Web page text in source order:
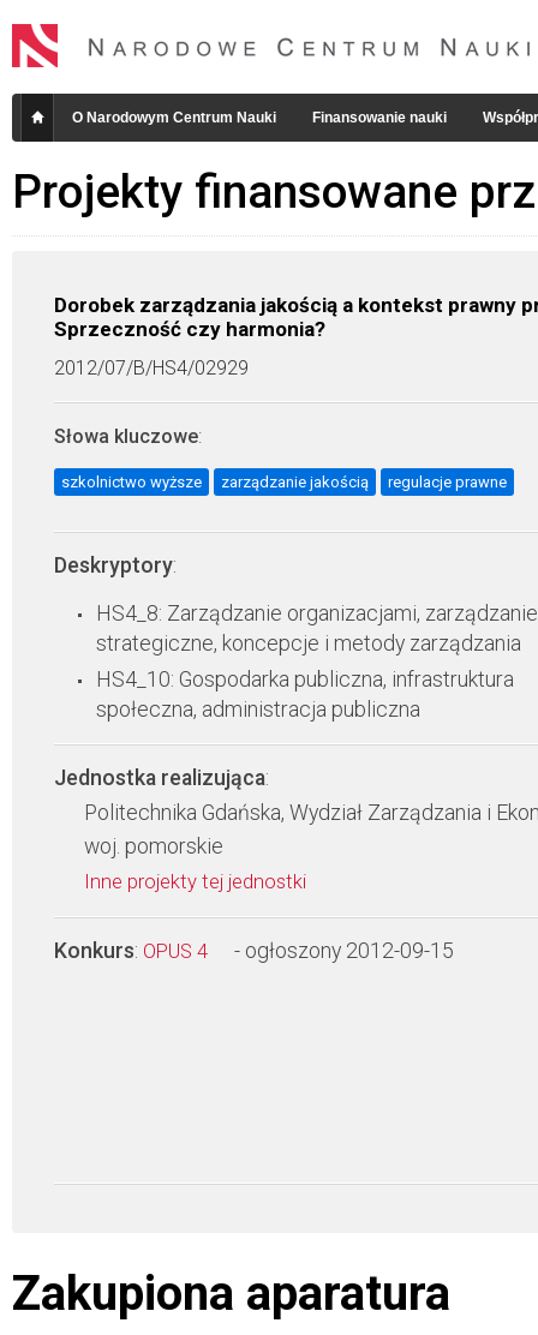
O Narodowym Centrum Nauki Finansowanie nauki
Projekty finansowane
Dorobek zarządzania jakością a kontekst prawny
Sprzeczność czy harmonia?
2012/07/B/HS4/02929
Słowa kluczowe:
szkolnictwo wyższe zarządzanie jakością regulacje prawne
Deskryptory:
HS4_8: Zarządzanie organizacjami, zarządzanie
strategiczne, koncepcje i metody zarządzania
HS4_10: Gospodarka publiczna, infrastruktura
społeczna, administracja publiczna
Jednostka realizująca:
Politechnika Gdańska, Wydział Zarządzania i
woj. pomorskie
Inne projekty tej jednostki
Konkurs: OPUS 4 - ogłoszony 2012-09-15
Zakupiona aparatura